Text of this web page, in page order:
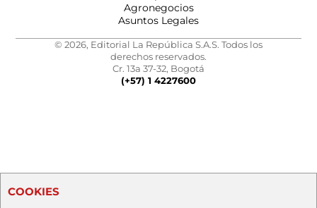
Agronegocios
Asuntos Legales
© 2026, Editorial La República S.A.S. Todos los
derechos reservados.
Cr. 13a 37-32, Bogotá
(+57) 1 4227600
COOKIES